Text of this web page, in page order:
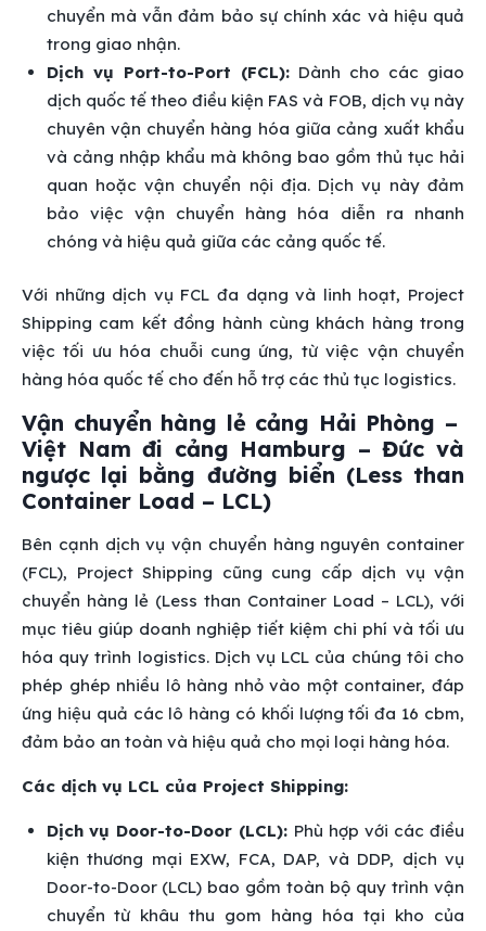
chuyển mà vẫn đảm bảo sự chính xác và hiệu quả
trong giao nhận.
Dịch vụ Port-to-Port (FCL):Dành cho các giao
dịch quốc tế theo điều kiện FAS và FOB, dịch vụ này
chuyên vận chuyển hàng hóa giữa cảng xuất khẩu
và cảng nhập khẩu mà không bao gồm thủ tục hải
quan hoặc vận chuyển nội địa. Dịch vụ này đảm
bảo việc vận chuyển hàng hóa diễn ra nhanh
chóng và hiệu quả giữa các cảng quốc tế.
Với những dịch vụ FCL đa dạng và linh hoạt, Project
Shipping cam kết đồng hành cùng khách hàng trong
việc tối ưu hóa chuỗi cung ứng, từ việc vận chuyển
hàng hóa quốc tế cho đến hỗ trợ các thủ tục logistics.
Vận chuyển hàng lẻ cảng Hải Phòng –
Việt Nam đi cảng Hamburg – Đức và
ngược lại bằng đường biển (Less than
Container Load – LCL)
Bên cạnh dịch vụ vận chuyển hàng nguyên container
(FCL), Project Shipping cũng cung cấp dịch vụ vận
chuyển hàng lẻ (Less than Container Load – LCL), với
mục tiêu giúp doanh nghiệp tiết kiệm chi phí và tối ưu
hóa quy trình logistics. Dịch vụ LCL của chúng tôi cho
phép ghép nhiều lô hàng nhỏ vào một container, đáp
ứng hiệu quả các lô hàng có khối lượng tối đa 16 cbm,
đảm bảo an toàn và hiệu quả cho mọi loại hàng hóa.
Các dịch vụ LCL của Project Shipping:
Dịch vụ Door-to-Door (LCL): Phù hợp với các điều
kiện thương mại EXW, FCA, DAP, và DDP, dịch vụ
Door-to-Door (LCL) bao gồm toàn bộ quy trình vận
chuyển từ khâu thu gom hàng hóa tại kho của